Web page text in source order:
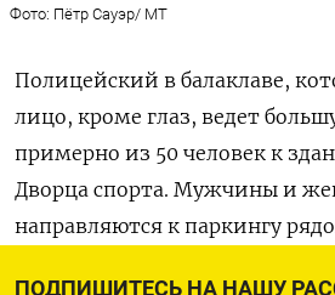
ПОДПИШИТЕСЬ НА НАШУ
Фото: Пётр Сауэр/ MT
Полицейский в балаклаве,
лицо, кроме глаз, ведет
примерно из 50 человек к
Дворца спорта. Мужчины и
направляются к паркингу